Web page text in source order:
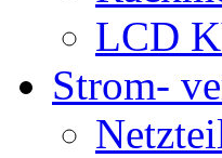
LCD
Strom-